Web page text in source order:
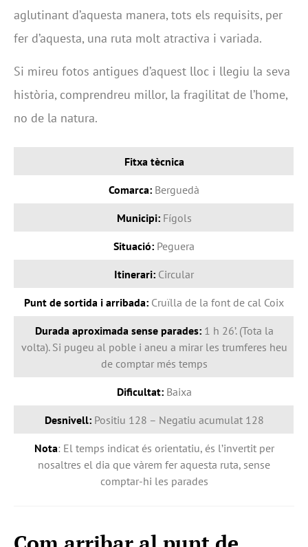
aglutinant d’aquesta manera, tots els requisits, per
fer d’aquesta, una ruta molt atractiva i variada.
Si mireu fotos antigues d’aquest lloc i llegiu la seva
història, comprendreu millor, la fragilitat de l’home,
no de la natura.
Fitxa tècnica
Comarca: Berguedà
Municipi:Fígols
Situació: Peguera
Itinerari: Circular
Punt de sortida i arribada: Cruïlla de la font de cal Coix
Durada aproximada sense parades:1 h 26’. (Tota la
volta). Si pugeu al poble i aneu a mirar les trumferes heu
de comptar més temps
Dificultat:Baixa
Desnivell:Positiu 128 – Negatiu acumulat 128
Nota: El temps indicat és orientatiu, és l’invertit per
nosaltres el dia que vàrem fer aquesta ruta, sense
comptar-hi les parades